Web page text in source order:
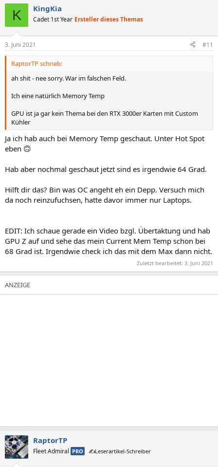
K KingKia
Cadet 1st Year Ersteller dieses Themas
3. Juni 2021 #11
RaptorTP schrieb:
ah shit - nee sorry. War im falschen Feld.
Ich eine natürlich Memory Temp
GPU ist ja gar kein Thema bei den RTX 3000er Karten mit Custom
Kühler
Ja ich hab auch bei Memory Temp geschaut. Unter Hot Spot
eben 🙃
Hab aber nochmal geschaut jetzt sind es irgendwie 64 Grad.
Hilft dir das? Bin was OC angeht eh ein Depp. Versuch mich
da noch reinzufuchsen, hatte davor immer nur Laptops.
EDIT: Ich schaue gerade ein Video bzgl. Übertaktung und hab
GPU Z auf und sehe das mein Current Mem Temp schon bei
68 Grad ist. Irgendwie check ich das mit dem Max dann nicht.
Zuletzt bearbeitet: 3. Juni 2021
RaptorTP
Fleet Admiral PRO ✍️Leserartikel-Schreiber